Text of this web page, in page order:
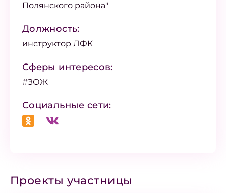
Полянского района"
Должность:
инструктор ЛФК
Сферы интересов:
#ЗОЖ
Социальные сети:
Проекты участницы